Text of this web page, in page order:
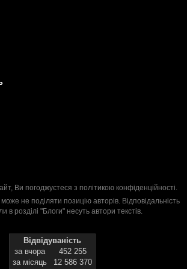
Ви погоджуєтеся з політикою конфіденційності.
не поділяти позицію авторів. Відповідальність
в розділі "Блоги" несуть автори текстів.
Відвідуваність
за вчора
452 255
за місяць
12 586 370